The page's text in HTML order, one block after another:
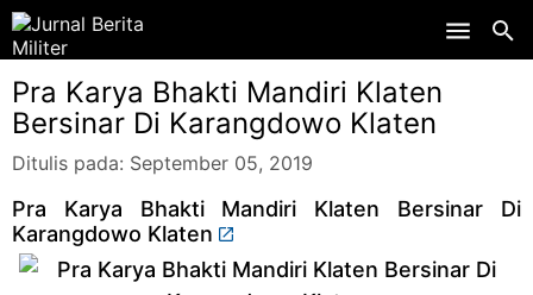
Pra Karya Bhakti Mandiri Klaten
Bersinar Di Karangdowo Klaten
Ditulis pada: September 05, 2019
Pra Karya Bhakti Mandiri Klaten Bersinar Di
Karangdowo Klaten